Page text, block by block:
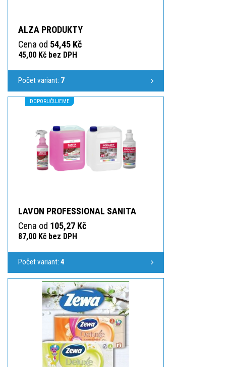
ALZA PRODUKTY
Cena od 54,45 Kč
45,00 Kč bez DPH
Počet variant: 7
DOPORUČUJEME
LAVON PROFESSIONAL SANITA
Cena od 105,27 Kč
87,00 Kč bez DPH
Počet variant: 4